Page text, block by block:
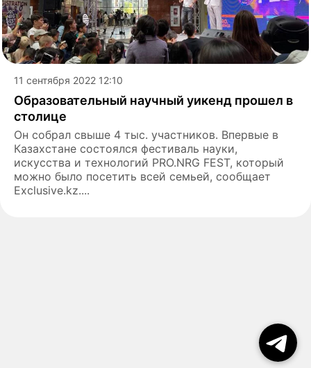
11 сентября 2022 12:10
Образовательный научный уикенд прошел в
столице
Он собрал свыше 4 тыс. участников. Впервые в
Казахстане состоялся фестиваль науки,
искусства и технологий PRO.NRG FEST, который
можно было посетить всей семьей, сообщает
Exclusive.kz....